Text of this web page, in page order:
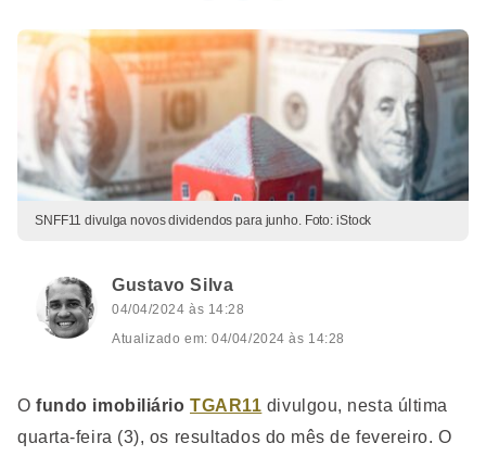
SNFF11 divulga novos dividendos para junho. Foto: iStock
Gustavo Silva
04/04/2024 às 14:28
Atualizado em: 04/04/2024 às 14:28
Ofundo imobiliárioTGAR11 divulgou, nesta última
quarta-feira (3), os resultados do mês de fevereiro. O